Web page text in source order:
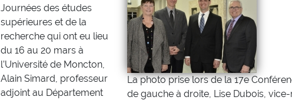
La photo prise lors de la 17e
de gauche à droite, Lise Dubois,
Journées des études
supérieures et de la
recherche qui ont eu lieu
du 16 au 20 mars à
l’Université de Moncton,
Alain Simard, professeur
adjoint au Département